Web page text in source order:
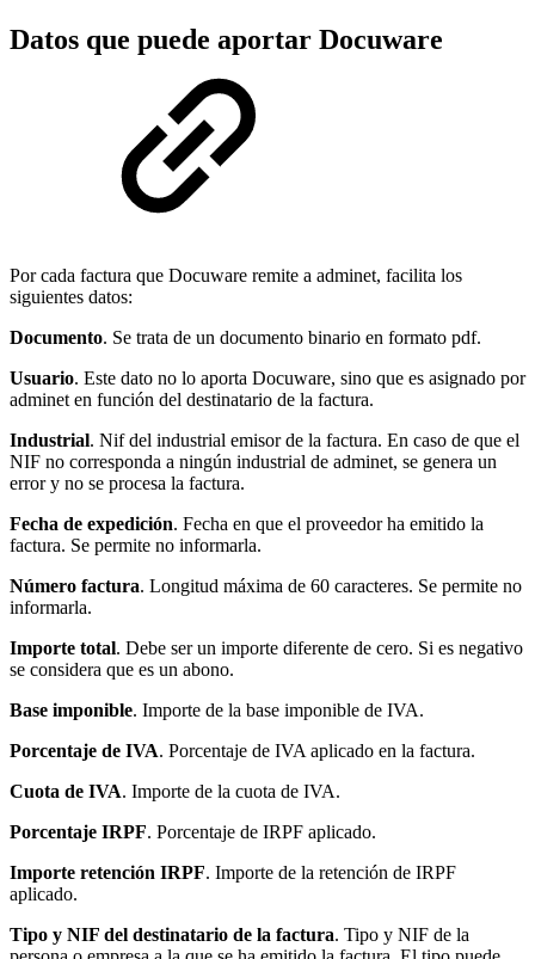
Datos que puede aportar Docuware
Por cada factura que Docuware remite a adminet, facilita los
siguientes datos:
Documento. Se trata de un documento binario en formato pdf.
Usuario. Este dato no lo aporta Docuware, sino que es asignado por
adminet en función del destinatario de la factura.
Industrial. Nif del industrial emisor de la factura. En caso de que el
NIF no corresponda a ningún industrial de adminet, se genera un
error y no se procesa la factura.
Fecha de expedición. Fecha en que el proveedor ha emitido la
factura. Se permite no informarla.
Número factura. Longitud máxima de 60 caracteres. Se permite no
informarla.
Importe total. Debe ser un importe diferente de cero. Si es negativo
se considera que es un abono.
Base imponible. Importe de la base imponible de IVA.
Porcentaje de IVA. Porcentaje de IVA aplicado en la factura.
Cuota de IVA. Importe de la cuota de IVA.
Porcentaje IRPF. Porcentaje de IRPF aplicado.
Importe retención IRPF. Importe de la retención de IRPF
aplicado.
Tipo y NIF del destinatario de la factura. Tipo y NIF de la